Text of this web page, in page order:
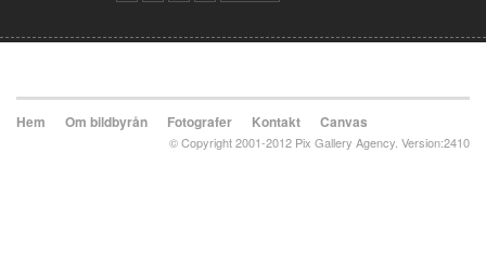
Hem Om bildbyrån Fotografer Kontakt Canvas
© Copyright 2001-2012 Pix Gallery Agency. Version:2410